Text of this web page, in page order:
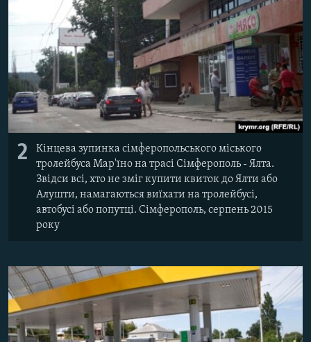
2
Кінцева зупинка сімферопольського міського
тролейбуса Мар'їно на трасі Сімферополь - Ялта.
Звідси всі, хто не зміг купити квиток до Ялти або
Алушти, намагаються виїхати на тролейбусі,
автобусі або попутці. Сімферополь, серпень 2015
року